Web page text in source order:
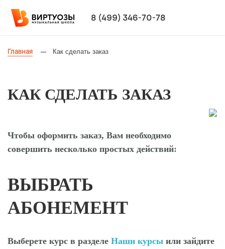
8 (499) 346-70-78
Главная — Как сделать заказ
КАК СДЕЛАТЬ ЗАКАЗ
Чтобы оформить заказ, Вам необходимо
совершить несколько простых действий:
ВЫБРАТЬ
АБОНЕМЕНТ
Выберете курс в разделе Наши курсы или зайдите